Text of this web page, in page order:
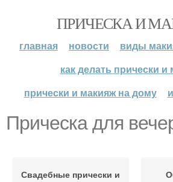
ПРИЧЕСКА И
главная новости
виды
как делать прически и
прически и макияж на дому
Прическа для
Свадебные прически и